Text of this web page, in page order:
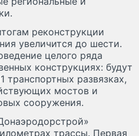
реконструкции
увеличится до шести.
целого ряда
конструкциях: будут
транспортных развязках,
мостов и
сооружения.
трассы. Первая